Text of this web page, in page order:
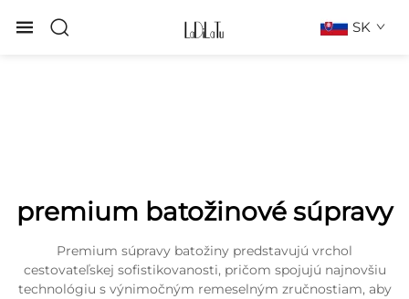
SK
premium batožinové súpravy
Premium súpravy batožiny predstavujú vrchol
cestovateľskej sofistikovanosti, pričom spojujú najnovšiu
technológiu s výnimočným remeselným zručnostiam, aby